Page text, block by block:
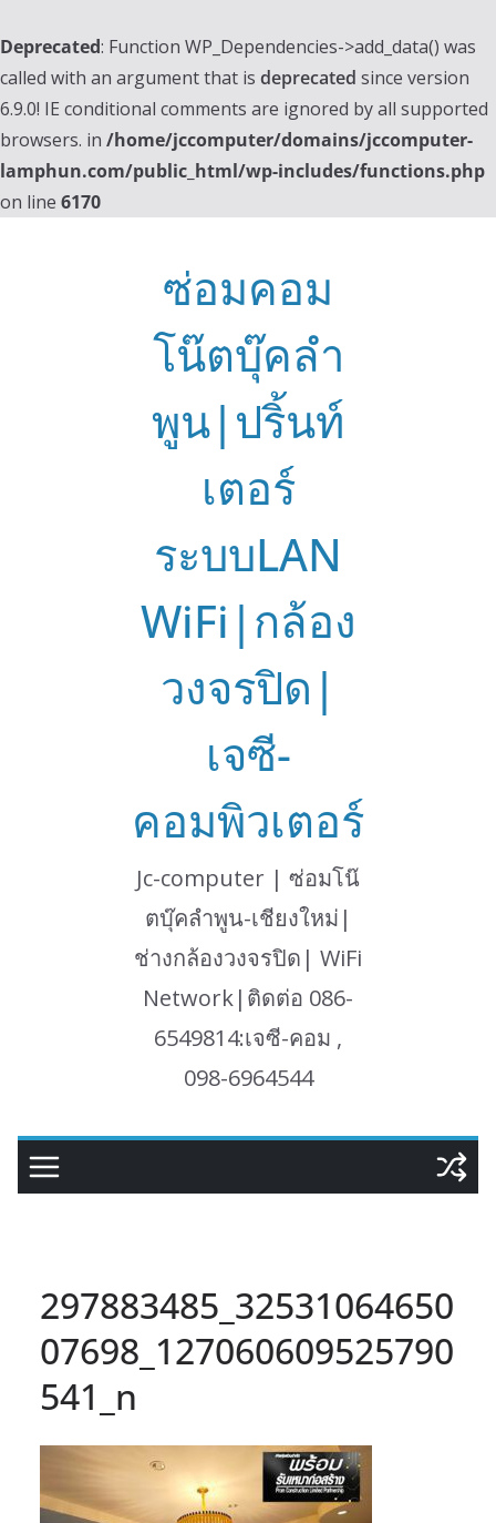
Deprecated: Function WP_Dependencies->add_data() was
called with an argument that is deprecated since version
6.9.0! IE conditional comments are ignored by all supported
browsers. in /home/jccomputer/domains/jccomputer-
lamphun.com/public_html/wp-includes/functions.php
on line 6170
ซ่อมคอม
โน๊ตบุ๊คลำ
พูน|ปริ้นท์
เตอร์
ระบบLAN
WiFi|กล้อง
วงจรปิด|
เจซี-
คอมพิวเตอร์
Jc-computer | ซ่อมโน๊
ตบุ๊คลำพูน-เชียงใหม่|
ช่างกล้องวงจรปิด| WiFi
Network|ติดต่อ 086-
6549814:เจซี-คอม ,
098-6964544
297883485_32531064650
07698_127060609525790
541_n